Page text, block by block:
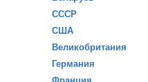
СССР
США
Великобритания
Германия